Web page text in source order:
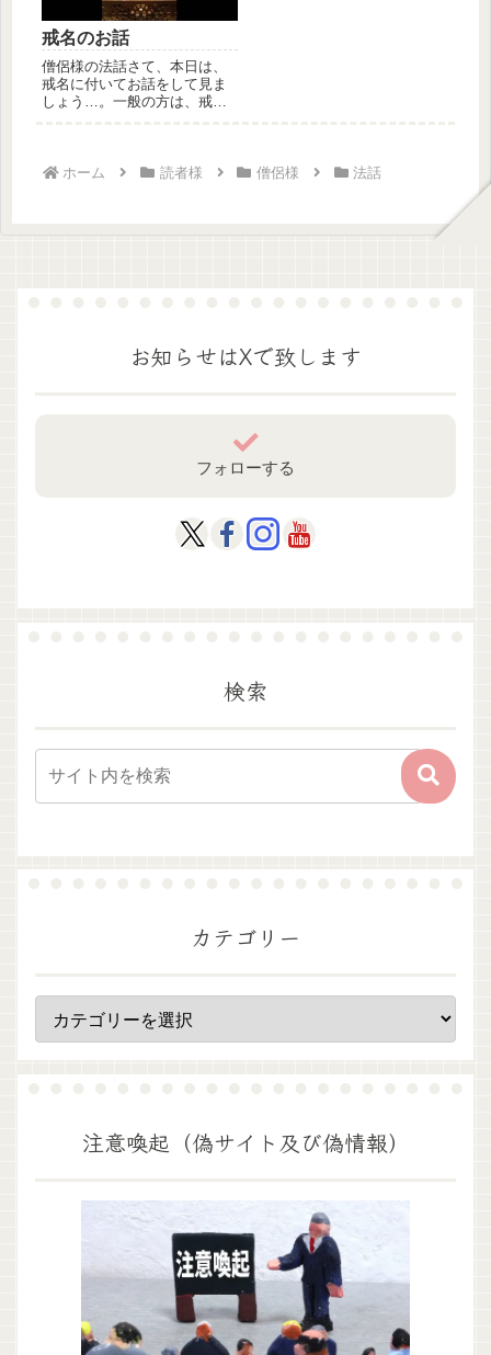
戒名のお話
僧侶様の法話さて、本日は、
戒名に付いてお話をして見ま
しょう…。一般の方は、戒名
ホーム 読者様 僧侶様 法話
お知らせはXで致します
フォローする
検索
カテゴリー
注意喚起（偽サイト及び偽情報）